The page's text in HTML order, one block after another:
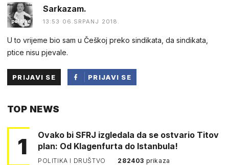
Sarkazam.
13:53 06.SRPANJ 2018.
U to vrijeme bio sam u Češkoj preko sindikata, da sindikata,
ptice nisu pjevale.
PRIJAVI SE
PRIJAVI SE
TOP NEWS
1
Ovako bi SFRJ izgledala da se ostvario Titov
plan: Od Klagenfurta do Istanbula!
POLITIKA I DRUŠTVO 282403 prikaza